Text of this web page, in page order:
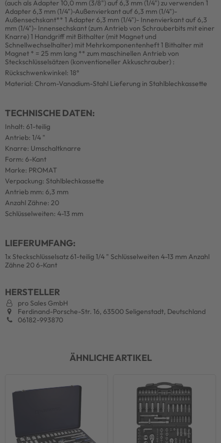
(auch als Adapter 10,0 mm (3/8") auf 6,3 mm (1/4") zu verwenden 1
Adapter 6,3 mm (1/4")-Außenvierkant auf 6,3 mm (1/4")-
Außensechskant** 1 Adapter 6,3 mm (1/4")- Innenvierkant auf 6,3
mm (1/4")- Innensechskant (zum Antrieb von Schrauberbits mit einer
Knarre) 1 Handgriff mit Bithalter (mit Magnet und
Schnellwechselhalter) mit Mehrkomponentenheft 1 Bithalter mit
Magnet * = 25 mm lang ** zum maschinellen Antrieb von
Steckschlüsselsätzen (konventioneller Akkuschrauber) :
Rückschwenkwinkel: 18°
Material: Chrom-Vanadium-Stahl Lieferung in Stahlblechkassette
TECHNISCHE DATEN:
Inhalt: 61-teilig
Antrieb: 1/4 "
Knarre: Umschaltknarre
Form: 6-Kant
Marke: PROMAT
Verpackung: Stahlblechkassette
Antrieb mm: 6,3 mm
Anzahl Zähne: 20
Schlüsselweiten: 4-13 mm
LIEFERUMFANG:
1x Steckschlüsselsatz 61-teilig 1/4 " Schlüsselweiten 4-13 mm Anzahl
Zähne 20 6-Kant
HERSTELLER
pro Sales GmbH
Ferdinand-Porsche-Str. 16, 63500 Seligenstadt, Deutschland
06182-993870
ÄHNLICHE ARTIKEL